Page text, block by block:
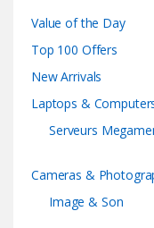
Value of the Day
Top 100 Offers
New Arrivals
Laptops &
Serveurs
Cameras &
Image & Son